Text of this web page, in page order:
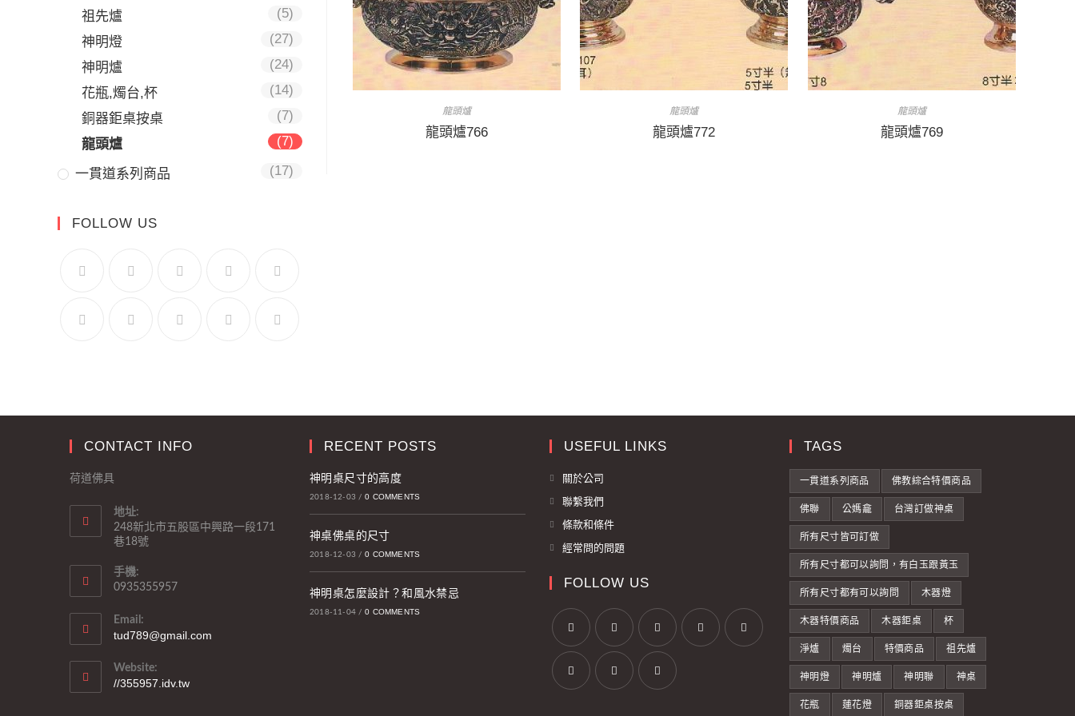
龍頭爐
龍頭爐766
龍頭爐
龍頭爐772
龍頭爐
龍頭爐769
祖先爐
(5)
神明燈
(27)
神明爐
(24)
花瓶,燭台,杯
(14)
銅器鉅桌按桌
(7)
龍頭爐
(7)
一貫道系列商品 (17)
FOLLOW US
CONTACT INFO
荷道佛具
地址:
248新北市五股區中興路一段171
巷18號
手機:
0935355957
Email:
tud789@gmail.com
Website:
//355957.idv.tw
RECENT POSTS
神明桌尺寸的高度
2018-12-03 / 0 COMMENTS
神桌佛桌的尺寸
2018-12-03 / 0 COMMENTS
神明桌怎麼設計？和風水禁忌
2018-11-04 / 0 COMMENTS
USEFUL LINKS
關於公司
聯繫我們
條款和條件
經常問的問題
FOLLOW US
TAGS
一貫道系列商品 佛教綜合特價商品
佛聯 公媽龕 台灣訂做神桌
所有尺寸皆可訂做
所有尺寸都可以詢問，有白玉跟黃玉
所有尺寸都有可以詢問 木器燈
木器特價商品 木器鉅桌 杯
淨爐 燭台 特價商品 祖先爐
神明燈 神明爐 神明聯 神桌
花瓶 蓮花燈 銅器鉅桌按桌